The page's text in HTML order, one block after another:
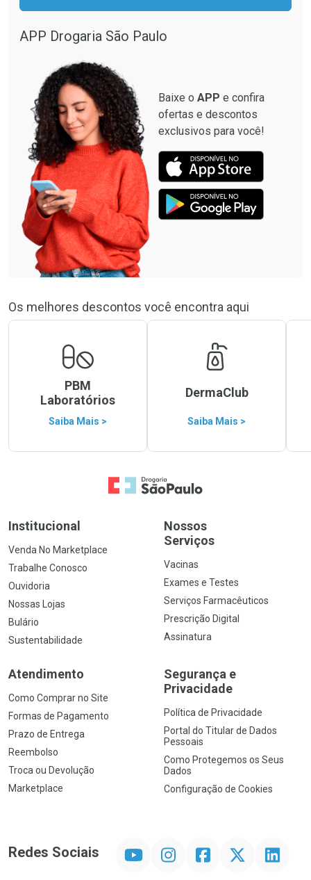
APP Drogaria São Paulo
Baixe o APP e confira
ofertas e descontos
exclusivos para você!
Os melhores descontos você encontra aqui
PBM
Laboratórios
Saiba Mais >
DermaClub
Saiba Mais >
Ir para a Home
Institucional
Venda No Marketplace
Trabalhe Conosco
Ouvidoria
Nossas Lojas
Bulário
Sustentabilidade
Nossos
Serviços
Vacinas
Exames e Testes
Serviços Farmacêuticos
Prescrição Digital
Assinatura
Atendimento
Como Comprar no Site
Formas de Pagamento
Prazo de Entrega
Reembolso
Troca ou Devolução
Marketplace
Segurança e
Privacidade
Política de Privacidade
Portal do Titular de Dados
Pessoais
Como Protegemos os Seus
Dados
Configuração de Cookies
Redes Sociais InstagramFacebookTwitter Linkedin